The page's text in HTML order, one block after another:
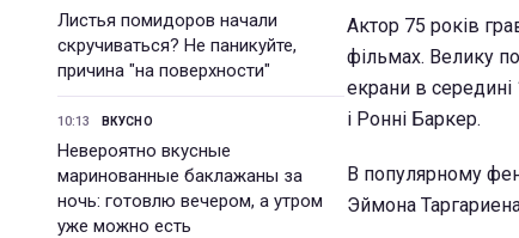
Листья помидоров начали
скручиваться? Не паникуйте,
причина "на поверхности"
10:13 ВКУСНО
Невероятно вкусные
маринованные баклажаны за
ночь: готовлю вечером, а утром
уже можно есть
Актор 75 років
фільмах. Велику
екрани в середині
і Ронні Баркер.
В популярному
Эймона